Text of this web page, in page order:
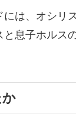
は、オシリ
と息子ホル